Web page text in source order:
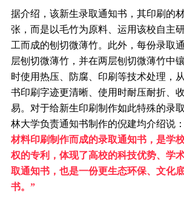
据介绍，该新生录取通知书，其印刷的
张，而是以毛竹为原料、运用该校自主
工而成的刨切微薄竹。此外，每份录取
层刨切微薄竹，并在两层刨切微薄竹中
时使用热压、防腐、印刷等技术处理，
书印刷字迹更清晰、使用时耐压耐折、
易。对于给新生印刷制作如此特殊的录
林大学负责通知书制作的倪建均介绍说：
材料印刷制作而成的录取通知书，是学
权的专利，体现了高校的科技优势、学
取通知书，也是一份更生态环保、文化
书。”